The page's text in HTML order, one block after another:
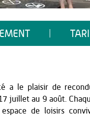
a le plaisir de
juillet au 9 août.
de loisirs